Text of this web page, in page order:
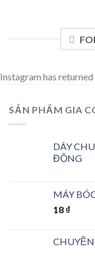
Instagram has
SẢN PHẨM GIA
DÂY
ĐỘNG
MÁY
18 ₫